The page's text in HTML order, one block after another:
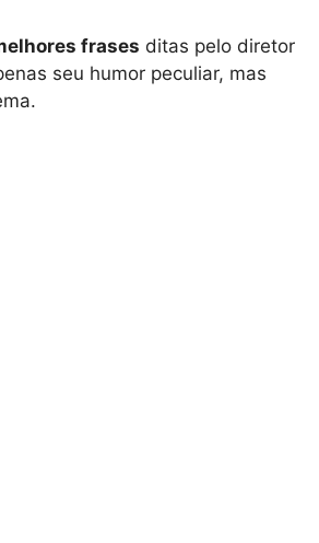
frases ditas pelo diretor
seu humor peculiar, mas